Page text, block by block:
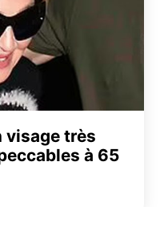
visage très
à 65